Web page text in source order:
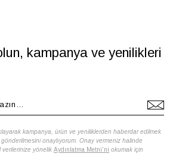
kampanya ve yenilikleri
kampanya, ürün ve yeniliklerden haberdar edilmek
onaylıyorum. Onay vermeniz halinde
verilerinize yönelik Aydınlatma Metni'ni okumak için